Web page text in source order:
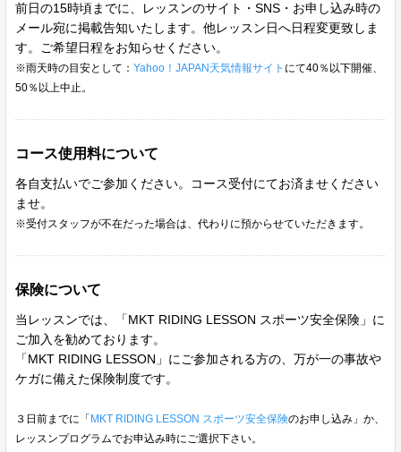
前日の15時頃までに、レッスンのサイト・SNS・お申し込み時の
メール宛に掲載告知いたします。他レッスン日へ日程変更致しま
す。ご希望日程をお知らせください。
※雨天時の目安として： Yahoo！JAPAN天気情報サイト にて40％以下開催、
50％以上中止。
コース使用料について
各自支払いでご参加ください。コース受付にてお済ませください
ませ。
※受付スタッフが不在だった場合は、代わりに預からせていただきます。
保険について
当レッスンでは、「MKT RIDING LESSON スポーツ安全保険」に
ご加入を勧めております。
「MKT RIDING LESSON」にご参加される方の、万が一の事故や
ケガに備えた保険制度です。
３日前までに「 MKT RIDING LESSON スポーツ安全保険のお申し込み」か、
レッスンプログラムでお申込み時にご選択下さい。